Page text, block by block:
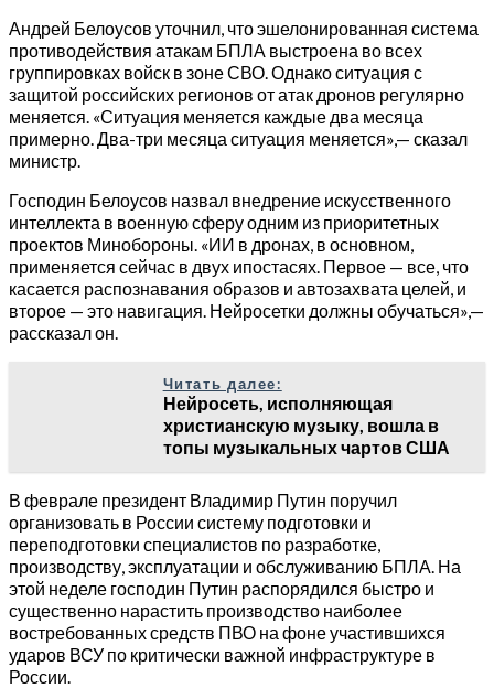
Андрей Белоусов уточнил, что эшелонированная система
противодействия атакам БПЛА выстроена во всех
группировках войск в зоне СВО. Однако ситуация с
защитой российских регионов от атак дронов регулярно
меняется. «Ситуация меняется каждые два месяца
примерно. Два-три месяца ситуация меняется»,— сказал
министр.
Господин Белоусов назвал внедрение искусственного
интеллекта в военную сферу одним из приоритетных
проектов Минобороны. «ИИ в дронах, в основном,
применяется сейчас в двух ипостасях. Первое — все, что
касается распознавания образов и автозахвата целей, и
второе — это навигация. Нейросетки должны обучаться»,—
рассказал он.
Читать далее:
Нейросеть, исполняющая
христианскую музыку, вошла в
топы музыкальных чартов США
В феврале президент Владимир Путин поручил
организовать в России систему подготовки и
переподготовки специалистов по разработке,
производству, эксплуатации и обслуживанию БПЛА. На
этой неделе господин Путин распорядился быстро и
существенно нарастить производство наиболее
востребованных средств ПВО на фоне участившихся
ударов ВСУ по критически важной инфраструктуре в
России.